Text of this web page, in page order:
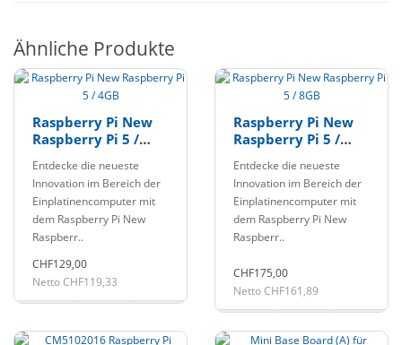
Ähnliche Produkte
Raspberry Pi New
Raspberry Pi 5 /
Entdecke die neueste
Innovation im Bereich der
Einplatinencomputer mit
dem Raspberry Pi New
Raspberr..
CHF129,00
Netto CHF119,33
Raspberry Pi New
Raspberry Pi 5 /
Entdecke die neueste
Innovation im Bereich der
Einplatinencomputer mit
dem Raspberry Pi New
Raspberr..
CHF175,00
Netto CHF161,89